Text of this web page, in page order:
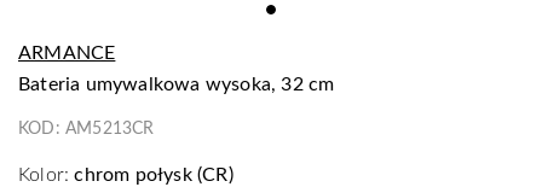
ARMANCE
bateria umywalkowa wysoka, 32 cm
KOD: AM5213CR
Kolor: chrom połysk (CR)